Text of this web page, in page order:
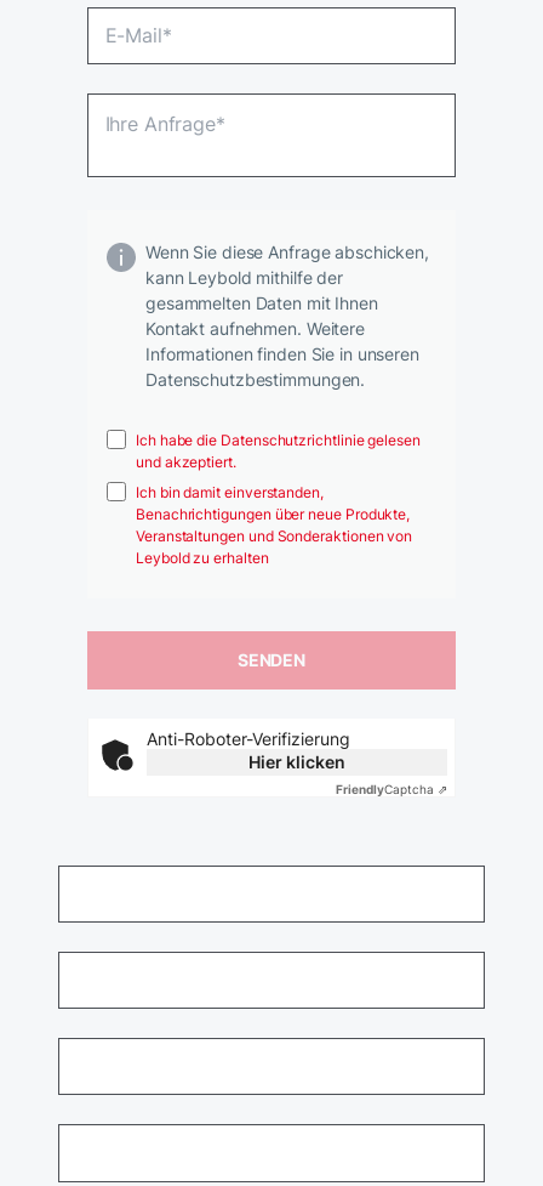
Wenn Sie diese Anfrage abschicken,
kann Leybold mithilfe der
gesammelten Daten mit Ihnen
Kontakt aufnehmen. Weitere
Informationen finden Sie in unseren
Datenschutzbestimmungen.
Ich habe die Datenschutzrichtlinie gelesen
und akzeptiert.
Ich bin damit einverstanden,
Benachrichtigungen über neue Produkte,
Veranstaltungen und Sonderaktionen von
Leybold zu erhalten
Anti-Roboter-Verifizierung
Hier klicken
FriendlyCaptcha ⇗